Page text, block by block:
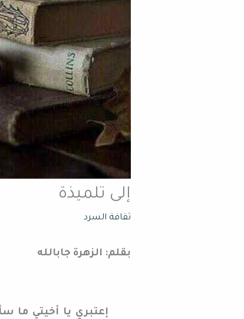
إلى تلميذة
ثقافة السرد
بقلم: الزهرة جابالله‬‎
إعتبري يا أخيتي ما